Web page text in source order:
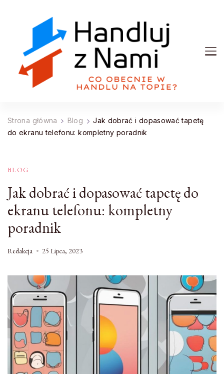
Strona główna Blog
Jak dobrać i dopasować tapetę
do ekranu telefonu: kompletny poradnik
BLOG
Jak dobrać i dopasować tapetę do
ekranu telefonu: kompletny
poradnik
Redakcja 25 Lipca, 2023